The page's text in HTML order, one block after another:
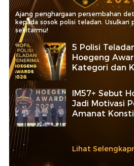
Ajang penghargaan persembahan
kepada sosok polisi teladan. Usulkan
sekitarmu!
5 Polisi
Hoegeng
Kategori dan
IM57+ Sebut
Jadi Motivasi
Amanat
Lihat